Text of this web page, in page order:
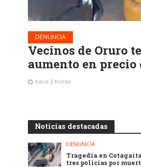
DENUNCIA
Vecinos de Oruro
aumento en precio
hace 2 horas
Noticias destacadas
DENUNCIA
Tragedia en
tres policías por